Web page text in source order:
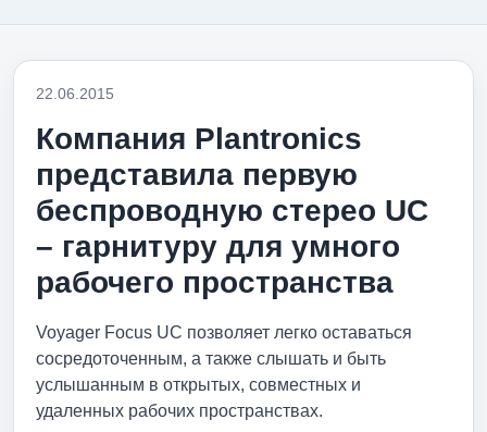
22.06.2015
Компания Plantronics
представила первую
беспроводную стерео UC
– гарнитуру для умного
рабочего пространства
Voyager Focus UC позволяет легко оставаться
сосредоточенным, а также слышать и быть
услышанным в открытых, совместных и
удаленных рабочих пространствах.